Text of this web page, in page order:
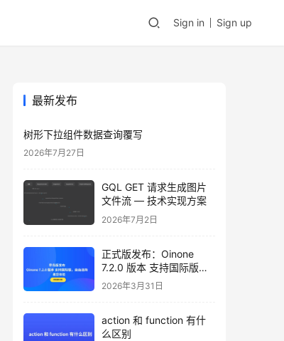
Sign in Sign up
最新发布
树形下拉组件数据查询覆写
2026年7月27日
GQL GET 请求生成图片
文件流 — 技术实现方案
2026年7月2日
正式版发布：Oinone
7.2.0 版本 支持国际版，
自由选购，邀您体验
2026年3月31日
action 和 function 有什
么区别